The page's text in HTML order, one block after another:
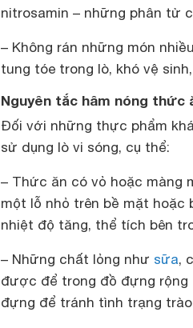
nitrosamin – những phân tử
– Không rán những món
tung tóe trong lò, khó vệ
Nguyên tắc hâm nóng thức
Đối với những thực phẩm
sử dụng lò vi sóng, cụ thể:
– Thức ăn có vỏ hoặc màng
một lỗ nhỏ trên bề mặt hoặc
nhiệt độ tăng, thể tích bên
– Những chất lỏng như sữa,
được để trong đồ đựng rộng
đựng để tránh tình trạng